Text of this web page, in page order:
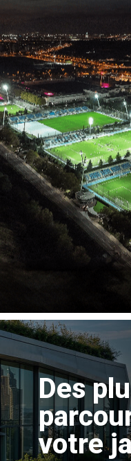
Des
votre